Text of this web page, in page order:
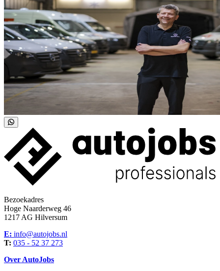
Bezoekadres
Hoge Naarderweg 46
1217 AG Hilversum
E: info@autojobs.nl
T: 035 - 52 37 273
Over AutoJobs